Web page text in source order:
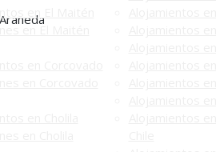
en El Maitén
en Cholila
en Cholila